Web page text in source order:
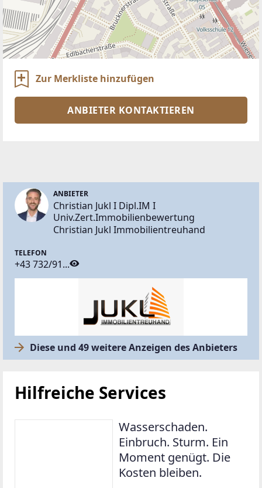
Zur Merkliste hinzufügen
ANBIETER KONTAKTIEREN
ANBIETER
Christian Jukl I Dipl.IM I
Univ.Zert.Immobilienbewertung
Christian Jukl Immobilientreuhand
TELEFON
+43 732/91...
Diese und 49 weitere Anzeigen des Anbieters
Hilfreiche Services
Wasserschaden.
Einbruch. Sturm. Ein
Moment genügt. Die
Kosten bleiben.